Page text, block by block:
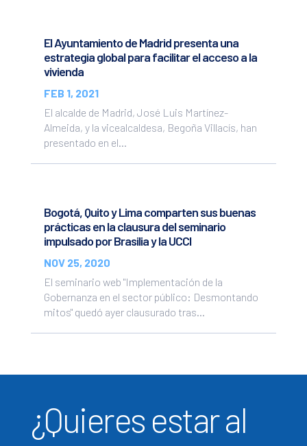
El Ayuntamiento de Madrid presenta una
estrategia global para facilitar el acceso a la
vivienda
FEB 1, 2021
El alcalde de Madrid, José Luis Martínez-
Almeida, y la vicealcaldesa, Begoña Villacís, han
presentado en el...
Bogotá, Quito y Lima comparten sus buenas
prácticas en la clausura del seminario
impulsado por Brasilia y la UCCI
NOV 25, 2020
El seminario web "Implementación de la
Gobernanza en el sector público: Desmontando
mitos" quedó ayer clausurado tras...
¿Quieres estar al